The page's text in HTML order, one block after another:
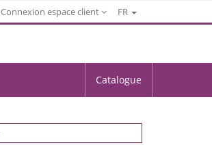
Connexion espace client FR
Catalogue